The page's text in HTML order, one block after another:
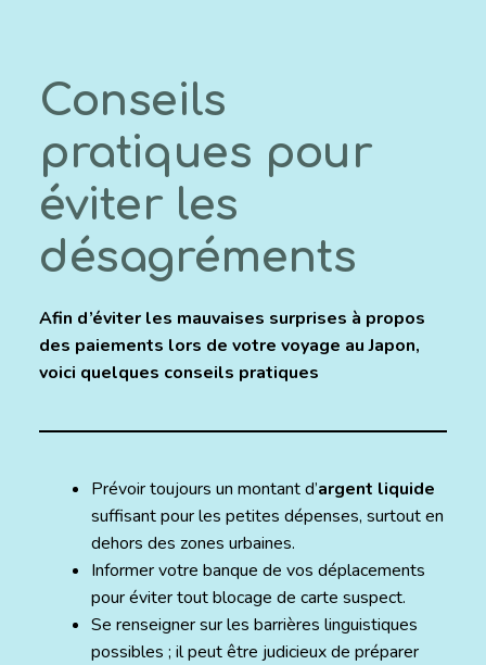
Conseils
pratiques pour
éviter les
désagréments
Afin d’éviter les mauvaises surprises à propos
des paiements lors de votre voyage au Japon,
voici quelques conseils pratiques
Prévoir toujours un montant d’argent liquide
suffisant pour les petites dépenses, surtout en
dehors des zones urbaines.
Informer votre banque de vos déplacements
pour éviter tout blocage de carte suspect.
Se renseigner sur les barrières linguistiques
possibles ; il peut être judicieux de préparer